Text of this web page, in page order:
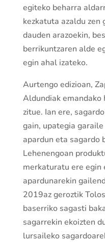
egiteko beharra
kezkatuta azaldu zen
dauden arazoekin,
berrikuntzaren alde
egin ahal izateko.
Aurtengo edizioan,
Aldundiak emandako
zitue. Ian ere,
gain, upategia
apardun eta sagardo
Lehenengoan
merkaturatu ere egin
apardunarekin
2019az geroztik
baserriko sagasti
sagarrekin ekoizten
lursaileko